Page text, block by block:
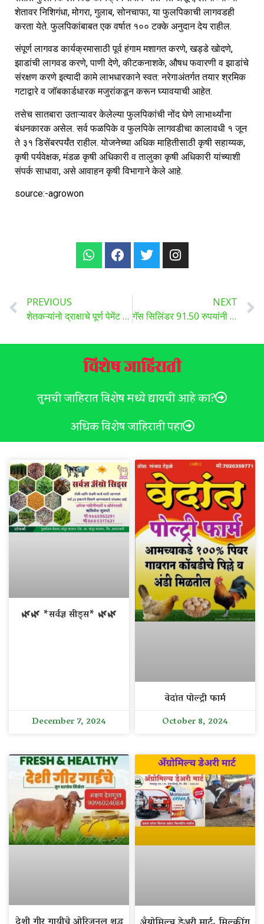
शेतावर निशिगंधा, मोगरा, गुलाब, सोनचाफा, या फुलपिकाची लागवडही
करता येते. फुलपिकांबाबत एक वर्षात १०० टक्के अनुदान देय राहील.
संपूर्ण लागवड कार्यक्रमासाठी पूर्व हंगाम मशागत करणे, खड्डे खोदणे,
झाडांची लागवड करणे, पाणी देणे, कीटकनाशके, औषध फवारणी व झाडांचे
संरक्षण करणे इत्यादी कामे लाभधारकाने स्वत: नरेगाअंतर्गत तयार श्रमिक
गटाद्वारे व जॉबकार्डधारक मजुरांकडून करून घ्यावयाची आहेत.
तसेच सातबारा उताऱ्यावर केलेल्या फुलपिकांची नोंद घेणे लाभार्थ्यांना
बंधनकारक असेल. सर्व फळपिके व फुलपिके लागवडीचा कालावधी १ जून
ते ३१ डिसेंबरपर्यंत राहील. योजनेच्या अधिक माहितीसाठी कृषी सहाय्यक,
कृषी पर्यवेक्षक, मंडळ कृषी अधिकारी व तालुका कृषी अधिकारी यांच्याशी
संपर्क साधावा, असे आवाहन कृषी विभागाने केले आहे.
source:-agrowon
PREVIOUS
शेतकऱ्यांनो द्राक्षाचे पूर्ण पेमेंट मिळण्याबाबत खातरजमा करा, फसवणूकीपासून सावध रहा..
NEXT
गॅस सिलिंडर 91.50 रुपयांनी स्वस्त झाला; नव्या आर्थिक वर्षातील पहिली गुडन्युज
विशेष जाहिराती
तुमची जाहिरात विशेष मध्ये द्यायची आहे का?
अधिक विशेष जाहिराती पहा
🌿🌿 *सर्वज्ञ सीड्स* 🌿🌿
December 7, 2024
वेदांत पोल्ट्री फार्म
October 8, 2024